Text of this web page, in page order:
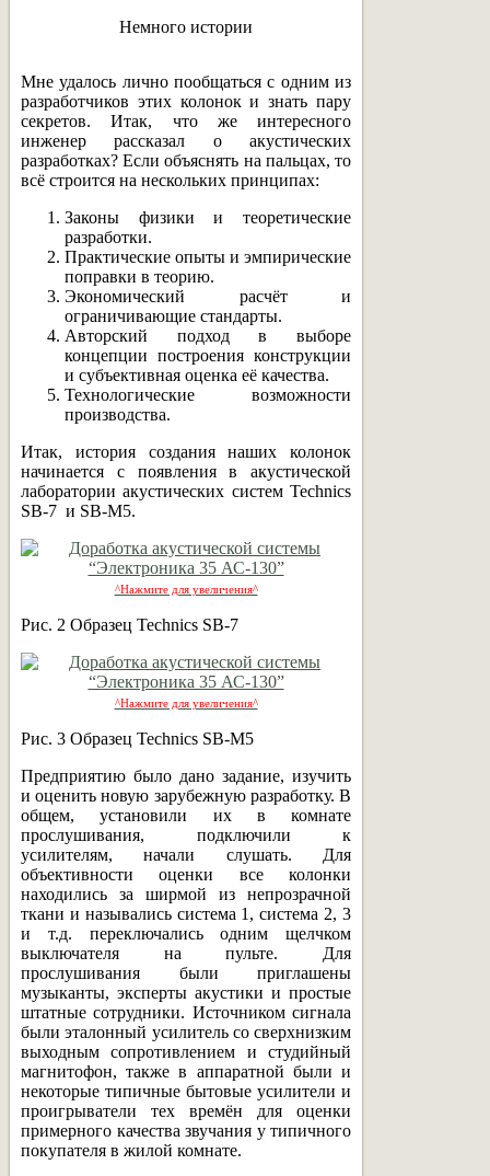
Немного истории
Мне удалось лично пообщаться с одним из
разработчиков этих колонок и знать пару
секретов. Итак, что же интересного
инженер рассказал о акустических
разработках? Если объяснять на пальцах, то
всё строится на нескольких принципах:
Законы физики и теоретические
разработки.
Практические опыты и эмпирические
поправки в теорию.
Экономический расчёт и
ограничивающие стандарты.
Авторский подход в выборе
концепции построения конструкции
и субъективная оценка её качества.
Технологические возможности
производства.
Итак, история создания наших колонок
начинается с появления в акустической
лаборатории акустических систем Technics
SB-7 и SB-M5.
^Нажмите для увеличения^
Рис. 2 Образец Technics SB-7
^Нажмите для увеличения^
Рис. 3 Образец Technics SB-M5
Предприятию было дано задание, изучить
и оценить новую зарубежную разработку. В
общем, установили их в комнате
прослушивания, подключили к
усилителям, начали слушать. Для
объективности оценки все колонки
находились за ширмой из непрозрачной
ткани и назывались система 1, система 2, 3
и т.д. переключались одним щелчком
выключателя на пульте. Для
прослушивания были приглашены
музыканты, эксперты акустики и простые
штатные сотрудники. Источником сигнала
были эталонный усилитель со сверхнизким
выходным сопротивлением и студийный
магнитофон, также в аппаратной были и
некоторые типичные бытовые усилители и
проигрыватели тех времён для оценки
примерного качества звучания у типичного
покупателя в жилой комнате.